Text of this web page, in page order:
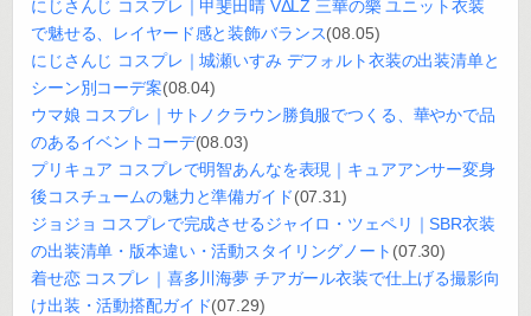
にじさんじ コスプレ｜甲斐田晴 VΔLZ 三華の樂 ユニット衣装
で魅せる、レイヤード感と装飾バランス(08.05)
にじさんじ コスプレ｜城瀬いすみ デフォルト衣装の出装清单と
シーン別コーデ案(08.04)
ウマ娘 コスプレ｜サトノクラウン勝負服でつくる、華やかで品
のあるイベントコーデ(08.03)
プリキュア コスプレで明智あんなを表現｜キュアアンサー変身
後コスチュームの魅力と準備ガイド(07.31)
ジョジョ コスプレで完成させるジャイロ・ツェペリ｜SBR衣装
の出装清单・版本違い・活動スタイリングノート (07.30)
着せ恋 コスプレ｜喜多川海夢 チアガール衣装で仕上げる撮影向
け出装・活動搭配ガイド(07.29)